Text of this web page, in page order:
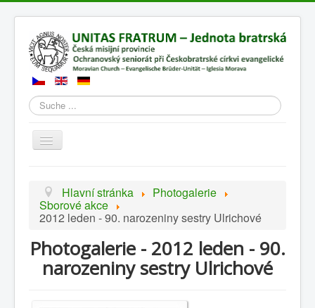
Suchen
Přepnout
navigaci
Hlavní stránka Photogalerie
Sborové akce
2012 leden - 90. narozeniny sestry Ulrichové
Photogalerie - 2012 leden - 90.
narozeniny sestry Ulrichové